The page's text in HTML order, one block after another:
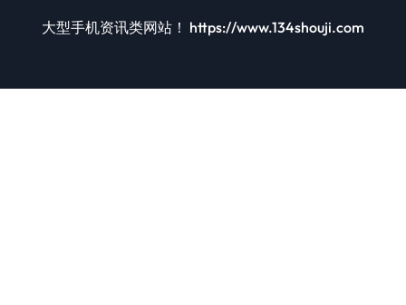
大型手机资讯类网站！ https://www.134shouji.com